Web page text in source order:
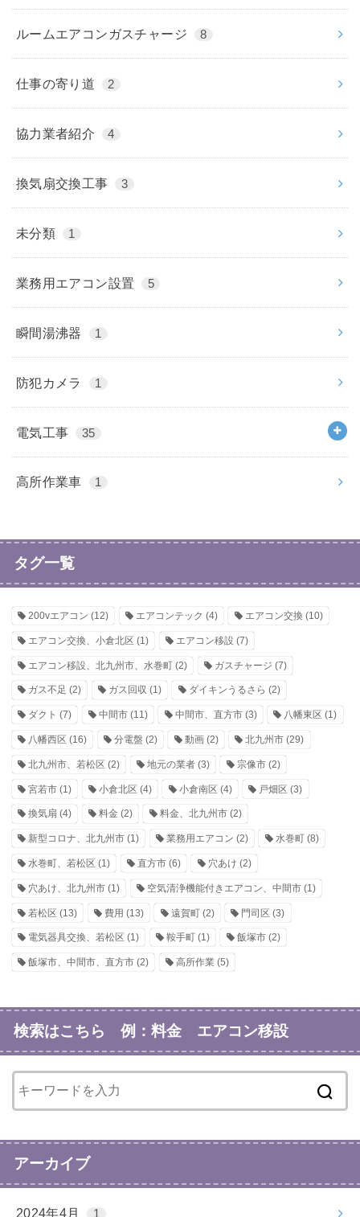
ルームエアコンガスチャージ 8
仕事の寄り道 2
協力業者紹介 4
換気扇交換工事 3
未分類 1
業務用エアコン設置 5
瞬間湯沸器 1
防犯カメラ 1
電気工事 35
高所作業車 1
タグ一覧
200vエアコン (12) エアコンテック (4) エアコン交換 (10)
エアコン交換、小倉北区 (1) エアコン移設 (7)
エアコン移設、北九州市、水巻町 (2) ガスチャージ (7)
ガス不足 (2) ガス回収 (1) ダイキンうるさら (2)
ダクト (7) 中間市(11) 中間市、直方市(3) 八幡東区 (1)
八幡西区 (16) 分電盤 (2) 動画(2) 北九州市 (29)
北九州市、若松区 (2) 地元の業者(3) 宗像市(2)
宮若市 (1) 小倉北区 (4) 小倉南区 (4) 戸畑区 (3)
換気扇 (4) 料金 (2) 料金、北九州市(2)
新型コロナ、北九州市 (1) 業務用エアコン (2) 水巻町(8)
水巻町、若松区 (1) 直方市(6) 穴あけ (2)
穴あけ、北九州市 (1) 空気清浄機能付きエアコン、中間市(1)
若松区 (13) 費用 (13) 遠賀町(2) 門司区 (3)
電気器具交換、若松区 (1) 鞍手町(1) 飯塚市(2)
飯塚市、中間市、直方市 (2) 高所作業(5)
検索はこちら 例：料金 エアコン移設
アーカイブ
2024年4月 1